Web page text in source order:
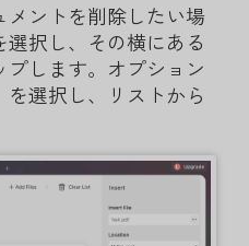
メントを削除したい場
択し、その横にある
プします。オプション
を選択し、リストから